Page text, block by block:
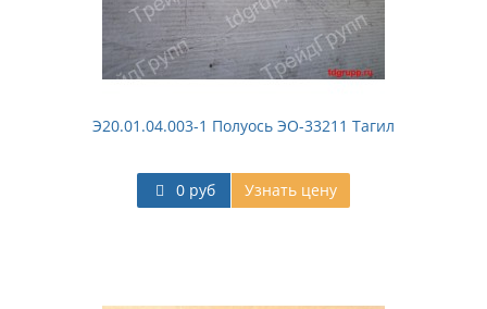
Э20.01.04.003-1 Полуось ЭО-33211 Тагил
0 руб Узнать цену